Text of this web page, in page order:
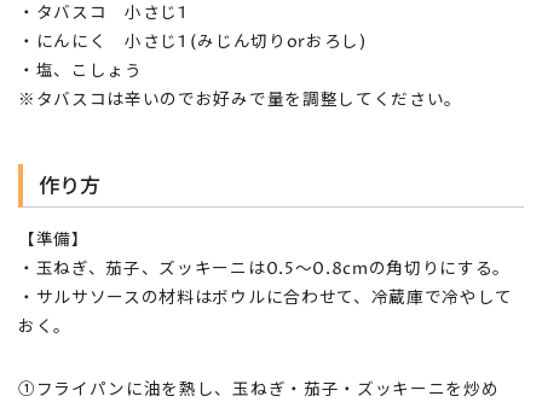
・タバスコ 小さじ1
・にんにく 小さじ1 (みじん切りorおろし)
・塩、こしょう
※タバスコは辛いのでお好みで量を調整してください。
作り方
【準備】
・玉ねぎ、茄子、ズッキーニは0.5～0.8cmの角切りにする。
・サルサソースの材料はボウルに合わせて、冷蔵庫で冷やして
おく。
①フライパンに油を熱し、玉ねぎ・茄子・ズッキーニを炒め